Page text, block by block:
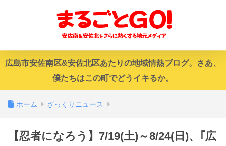
広島市安佐南区&安佐北区あたりの地域情熱ブログ。さあ、
僕たちはこの町でどうイキるか。
ホーム ざっくりニュース
【忍者になろう】7/19(土)～8/24(日)、｢広